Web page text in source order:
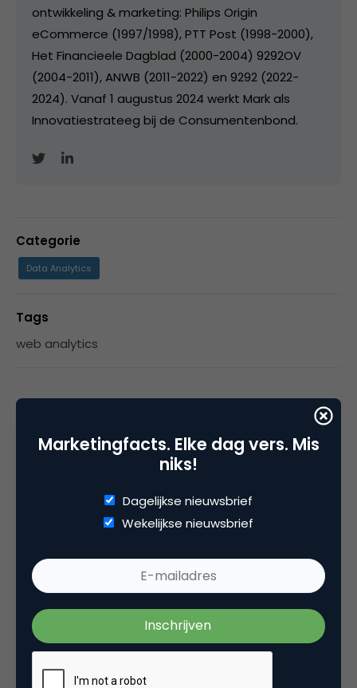
ontwikkeling & marketing: Philips Origin
eCommerce (1997/1998), PTT Post (1998-2000),
Het Financieele Dagblad (2000-2004) 9292OV
(2004-2011), ANWB (2011-2022) en 9292 (2022-
2024). Vanaf 1 augustus 2024 werkt Mark als
Innovatiestrateeg bij de Consumentenbond.
Categorie
Data Analytics
Tags
web analytics
Koen Roumen
Zo, dat was een beste vragenlijst. 🙂 Maar het
is zeker voor een goed doel, hoop dat er nu
eindelijk een goede OV applicatie gebouwd
Overigens kwam ik in de vragenlijst een
suggestie tegen die ik wel erg gaaf vond; de
Marketingfacts. Elke dag vers. Mis
niks!
Dagelijkse nieuwsbrief
Wekelijkse nieuwsbrief